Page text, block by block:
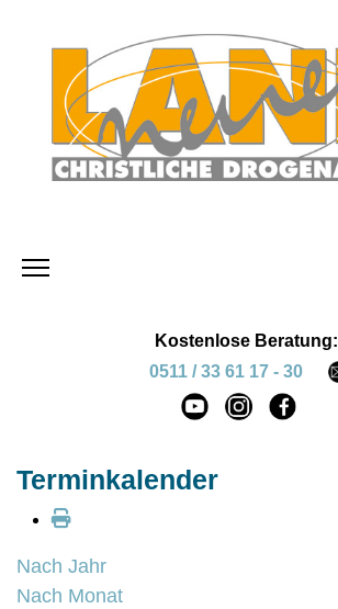
Kostenlose Beratung:
0511 / 33 61 17 - 30
Terminkalender
Nach Jahr
Nach Monat